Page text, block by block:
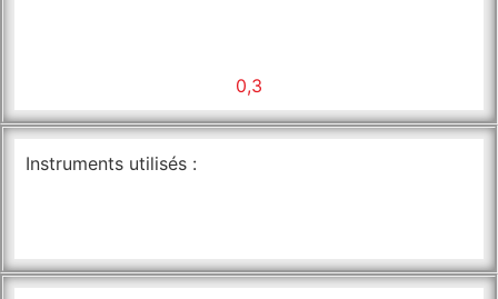
0,3
Instruments utilisés :